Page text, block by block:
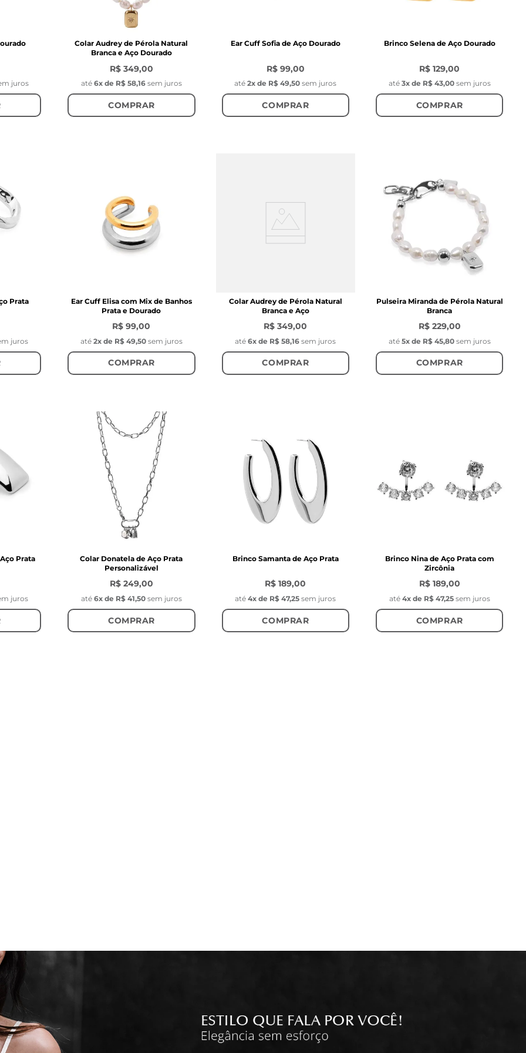
juros
Colar Audrey de Pérola Natural
Branca e Aço Dourado
R$ 349,00
até 6x de R$ 58,16 sem juros
COMPRAR
Ear Cuff Sofia de Aço Dourado
R$ 99,00
até 2x de R$ 49,50 sem juros
COMPRAR
Brinco Selena de Aço Dourado
R$ 129,00
até 3x de R$ 43,00 sem juros
COMPRAR
Prata
juros
Ear Cuff Elisa com Mix de Banhos
Prata e Dourado
R$ 99,00
até 2x de R$ 49,50 sem juros
COMPRAR
Colar Audrey de Pérola Natural
Branca e Aço
R$ 349,00
até 6x de R$ 58,16 sem juros
COMPRAR
Pulseira Miranda de Pérola Natural
Branca
R$ 229,00
até 5x de R$ 45,80 sem juros
COMPRAR
Prata
juros
Colar Donatela de Aço Prata
Personalizável
R$ 249,00
até 6x de R$ 41,50 sem juros
COMPRAR
Brinco Samanta de Aço Prata
R$ 189,00
até 4x de R$ 47,25 sem juros
COMPRAR
Brinco Nina de Aço Prata com
Zircônia
R$ 189,00
até 4x de R$ 47,25 sem juros
COMPRAR